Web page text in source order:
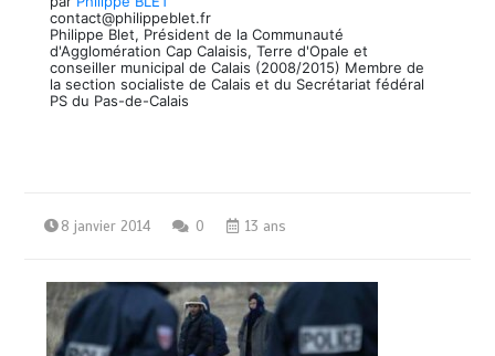
contact@philippeblet.fr
Philippe Blet, Président de la Communauté
d'Agglomération Cap Calaisis, Terre d'Opale et
conseiller municipal de Calais (2008/2015) Membre de
la section socialiste de Calais et du Secrétariat fédéral
PS du Pas-de-Calais
8 janvier 2014 0 13 ans